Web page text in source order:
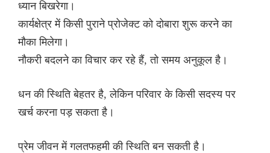
ध्यान बिखरेगा।
कार्यक्षेत्र में किसी पुराने प्रोजेक्ट को दोबारा शुरू करने का
मौका मिलेगा।
नौकरी बदलने का विचार कर रहे हैं, तो समय अनुकूल है।
धन की स्थिति बेहतर है, लेकिन परिवार के किसी सदस्य पर
खर्च करना पड़ सकता है।
प्रेम जीवन में गलतफहमी की स्थिति बन सकती है।